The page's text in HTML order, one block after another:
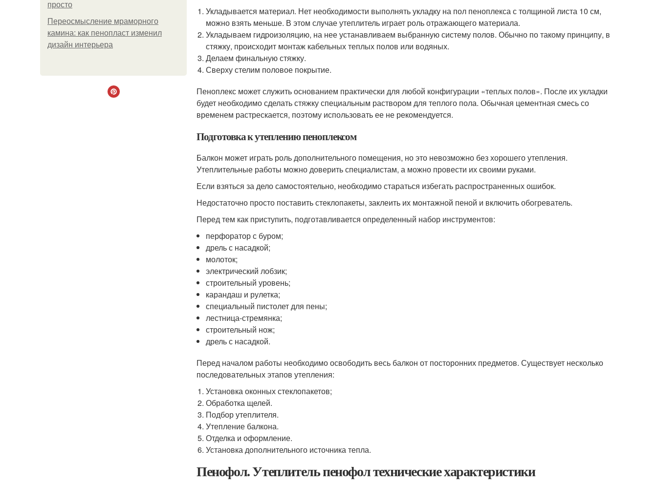
просто
Переосмысление мраморного
камина: как пенопласт изменил
дизайн интерьера
Укладывается материал. Нет необходимости выполнять укладку на пол пеноплекса с толщиной листа 10 см,
можно взять меньше. В этом случае утеплитель играет роль отражающего материала.
Укладываем гидроизоляцию, на нее устанавливаем выбранную систему полов. Обычно по такому принципу, в
стяжку, происходит монтаж кабельных теплых полов или водяных.
Делаем финальную стяжку.
Сверху стелим половое покрытие.
Пеноплекс может служить основанием практически для любой конфигурации «теплых полов». После их укладки
будет необходимо сделать стяжку специальным раствором для теплого пола. Обычная цементная смесь со
временем растрескается, поэтому использовать ее не рекомендуется.
Подготовка к утеплению пеноплексом
Балкон может играть роль дополнительного помещения, но это невозможно без хорошего утепления.
Утеплительные работы можно доверить специалистам, а можно провести их своими руками.
Если взяться за дело самостоятельно, необходимо стараться избегать распространенных ошибок.
Недостаточно просто поставить стеклопакеты, заклеить их монтажной пеной и включить обогреватель.
Перед тем как приступить, подготавливается определенный набор инструментов:
перфоратор с буром;
дрель с насадкой;
молоток;
электрический лобзик;
строительный уровень;
карандаш и рулетка;
специальный пистолет для пены;
лестница-стремянка;
строительный нож;
дрель с насадкой.
Перед началом работы необходимо освободить весь балкон от посторонних предметов. Существует несколько
последовательных этапов утепления:
Установка оконных стеклопакетов;
Обработка щелей.
Подбор утеплителя.
Утепление балкона.
Отделка и оформление.
Установка дополнительного источника тепла.
Пенофол. Утеплитель пенофол технические характеристики